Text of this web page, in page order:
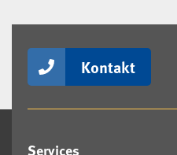
Kontakt
Services